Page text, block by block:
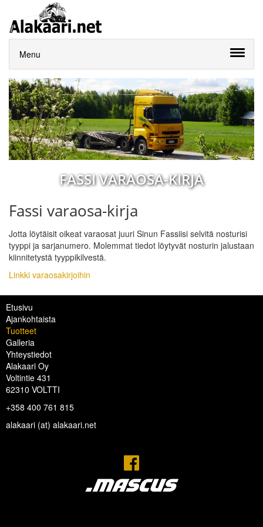
Menu
FASSI VARAOSA-KIRJA
Fassi varaosa-kirja
Jotta löytäisit oikeat varaosat juuri Sinun Fassiisi selvitä nosturisi
tyyppi ja sarjanumero. Molemmat tiedot löytyvät nosturin jalustaan
kiinnitetystä tyyppikilvestä.
Linkki varaosakirjoihin
Etusivu
Ajankohtaista
Tuotteet
Galleria
Yhteystiedot
Alakaari Oy
Voltintie 431
62310 VOLTTI
+358 400 761 815
alakaari (at) alakaari.net